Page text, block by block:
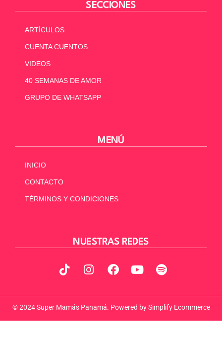
SECCIONES
ARTÍCULOS
CUENTA CUENTOS
VIDEOS
40 SEMANAS DE AMOR
GRUPO DE WHATSAPP
MENÚ
INICIO
CONTACTO
TÉRMINOS Y CONDICIONES
NUESTRAS REDES
© 2024 Super Mamás Panamá. Powered by Simplify Ecommerce